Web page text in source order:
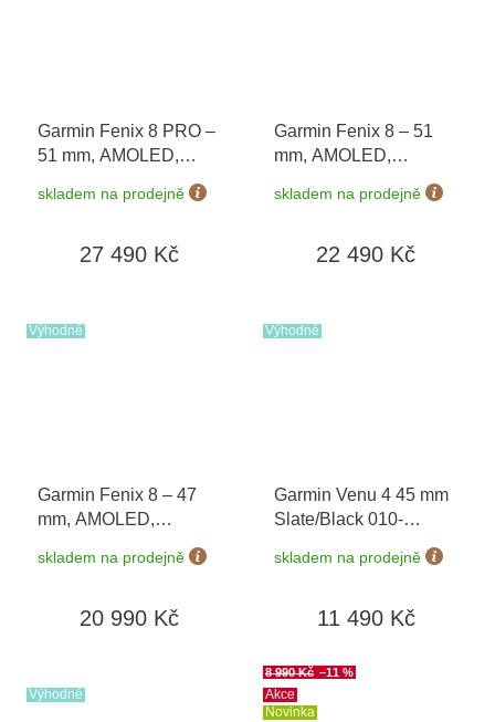
Garmin Fenix 8 PRO –
51 mm, AMOLED,
grey/Chestnut 010-
řemínek + Topo Czech
hodnotě 1 290 Kč
skladem na prodejně
27 490 Kč
Garmin Fenix 8 – 51
mm, AMOLED,
Sapphire, Carbon grey
DLC s Black/Grey 010-
skladem na prodejně
22 490 Kč
Výhodné
Garmin Fenix 8 – 47
mm, AMOLED,
Sapphire, Carbon grey
DLC titanium s
skladem na prodejně
20 990 Kč
Výhodné
Garmin Venu 4 45 mm
Slate/Black 010-
skladem na prodejně
11 490 Kč
Výhodné
Akce
Novinka
8 990 Kč –11 %